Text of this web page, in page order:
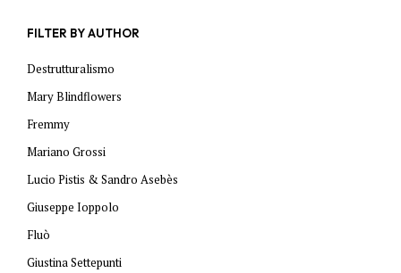
FILTER BY AUTHOR
Destrutturalismo
Mary Blindflowers
Fremmy
Mariano Grossi
Lucio Pistis & Sandro Asebès
Giuseppe Ioppolo
Fluò
Giustina Settepunti